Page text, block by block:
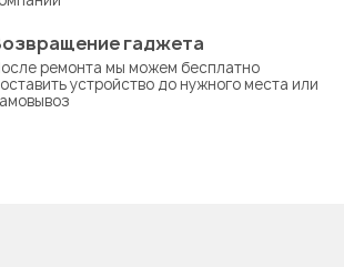
гаджета
ремонта мы можем бесплатно
устройство до нужного места или